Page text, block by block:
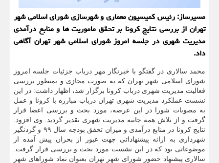
مسیرساز: رئیس كمیسیون معماری و شهرسازی شورای اسلامی شهر
تهران از بررسی نتایج كرونا بر تحقق ماموریت ها و منابع درآمدی
مدیریت شهری در جلسه امروز شورای اسلامی شهر تهران آگاهی
داد.
محمد سالاری در گفتگو با خبرنگار مهر درباب جزئیات جلسه امروز
شورای اسلامی شهر تهران كه به صورت مجازی و بمنظور بررسی
فعالیت مدیریت شهری درباب كرونا برگزار شد، اظهار داشت: در این
نشست عملكرد مدیریت شهری تهران درباب مبارزه با كرونا و عمل
به مصوبات شورا در این عرصه، مورد بحث و بررسی اعضا قرار
گرفت و از تلاش همه جانبه مدیریت شهری تقدیر گردید. وی افزود:
نتایج كرونا در منابع درآمدی و میزان تحقق بودجه سال ۹۹ و گردنگیر
شهرداری به ارائه پیشنهاداتی جهت عبور از بحران پیش آمده از
موضوعاتی بود كه در این نشست مورد بحث و بررسی قرار گرفت.
سالاری پیشنهاد حضور شورای شهر تهران بعنوان نماد شوراهای شهر